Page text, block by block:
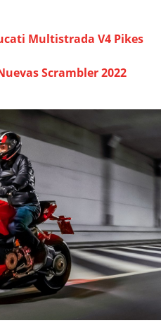
Multistrada V4 Pikes
Scrambler 2022